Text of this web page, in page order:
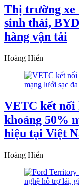
Thị trường xe
sinh thái,
hàng vận tải
Hoàng Hiển
VETC kết nối
khoảng 50%
hiệu tại Việt
Hoàng Hiển